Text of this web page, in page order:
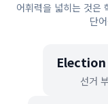
어휘력을 넓히는 것은
단
선거